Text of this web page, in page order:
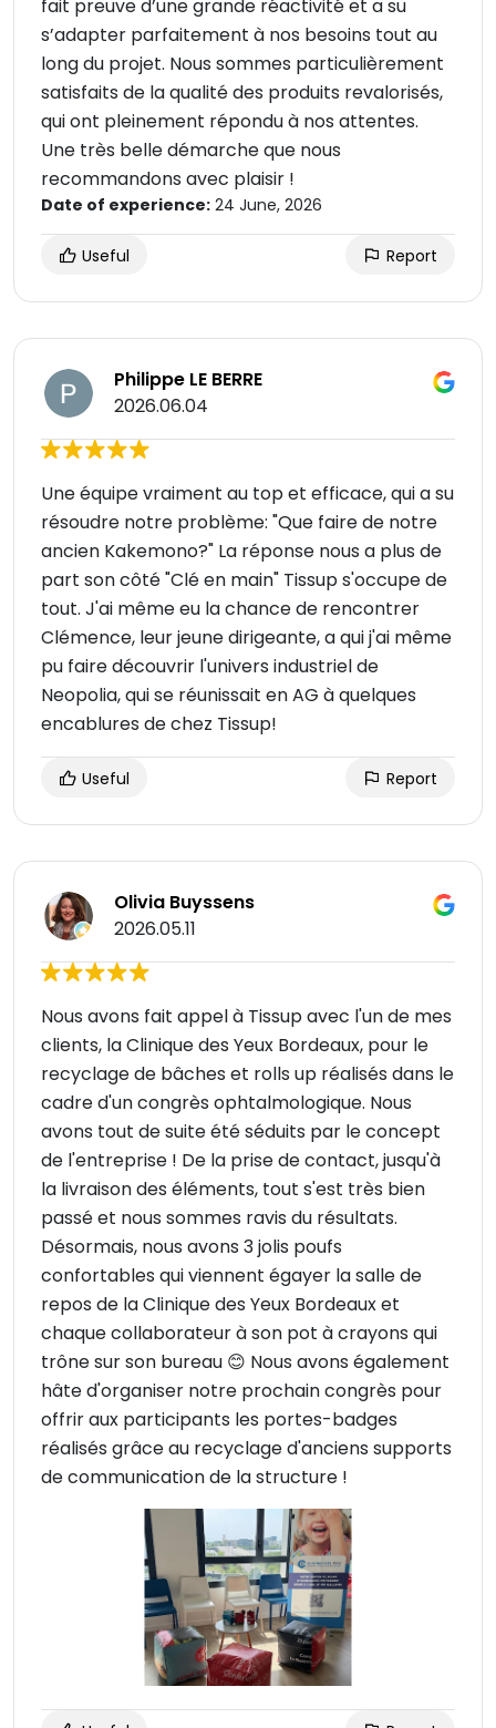
fait preuve d’une grande réactivité et a su
s’adapter parfaitement à nos besoins tout au
long du projet. Nous sommes particulièrement
satisfaits de la qualité des produits revalorisés,
qui ont pleinement répondu à nos attentes.
Une très belle démarche que nous
recommandons avec plaisir !
Date of experience: 24 June, 2026
Useful Report
Philippe LE BERRE
2026.06.04
Une équipe vraiment au top et efficace, qui a su
résoudre notre problème: "Que faire de notre
ancien Kakemono?" La réponse nous a plus de
part son côté "Clé en main" Tissup s'occupe de
tout. J'ai même eu la chance de rencontrer
Clémence, leur jeune dirigeante, a qui j'ai même
pu faire découvrir l'univers industriel de
Neopolia, qui se réunissait en AG à quelques
encablures de chez Tissup!
Useful Report
Olivia Buyssens
2026.05.11
Nous avons fait appel à Tissup avec l'un de mes
clients, la Clinique des Yeux Bordeaux, pour le
recyclage de bâches et rolls up réalisés dans le
cadre d'un congrès ophtalmologique. Nous
avons tout de suite été séduits par le concept
de l'entreprise ! De la prise de contact, jusqu'à
la livraison des éléments, tout s'est très bien
passé et nous sommes ravis du résultats.
Désormais, nous avons 3 jolis poufs
confortables qui viennent égayer la salle de
repos de la Clinique des Yeux Bordeaux et
chaque collaborateur à son pot à crayons qui
trône sur son bureau 😊 Nous avons également
hâte d'organiser notre prochain congrès pour
offrir aux participants les portes-badges
réalisés grâce au recyclage d'anciens supports
de communication de la structure !